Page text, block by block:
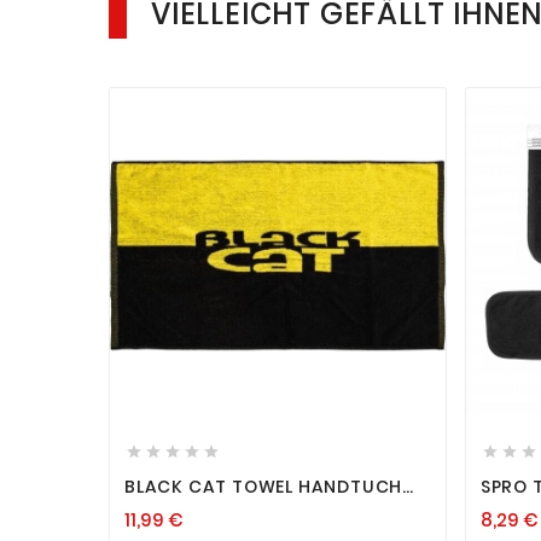
VIELLEICHT GEFÄLLT
    
BLACK CAT TOWEL HANDTUCH
60X40CM
11,99 €
  
SPRO
8,29 €